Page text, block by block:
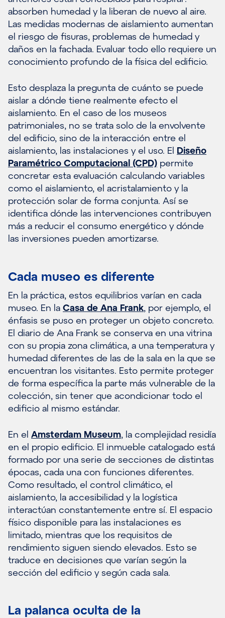
absorben humedad y la liberan de nuevo al aire.
Las medidas modernas de aislamiento aumentan
el riesgo de fisuras, problemas de humedad y
daños en la fachada. Evaluar todo ello requiere un
conocimiento profundo de la física del edificio.
Esto desplaza la pregunta de cuánto se puede
aislar a dónde tiene realmente efecto el
aislamiento. En el caso de los museos
patrimoniales, no se trata solo de la envolvente
del edificio, sino de la interacción entre el
aislamiento, las instalaciones y el uso. El Diseño
Paramétrico Computacional (CPD) permite
concretar esta evaluación calculando variables
como el aislamiento, el acristalamiento y la
protección solar de forma conjunta. Así se
identifica dónde las intervenciones contribuyen
más a reducir el consumo energético y dónde
las inversiones pueden amortizarse.
Cada museo es diferente
En la práctica, estos equilibrios varían en cada
museo. En la Casa de Ana Frank, por ejemplo, el
énfasis se puso en proteger un objeto concreto.
El diario de Ana Frank se conserva en una vitrina
con su propia zona climática, a una temperatura y
humedad diferentes de las de la sala en la que se
encuentran los visitantes. Esto permite proteger
de forma específica la parte más vulnerable de la
colección, sin tener que acondicionar todo el
edificio al mismo estándar.
En el Amsterdam Museum, la complejidad residía
en el propio edificio. El inmueble catalogado está
formado por una serie de secciones de distintas
épocas, cada una con funciones diferentes.
Como resultado, el control climático, el
aislamiento, la accesibilidad y la logística
interactúan constantemente entre sí. El espacio
físico disponible para las instalaciones es
limitado, mientras que los requisitos de
rendimiento siguen siendo elevados. Esto se
traduce en decisiones que varían según la
sección del edificio y según cada sala.
La palanca oculta de la